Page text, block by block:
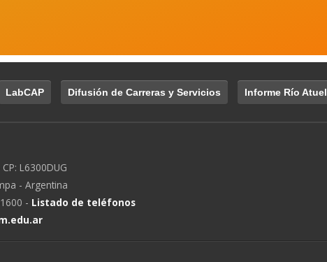
LabCAP Difusión de Carreras y Servicios Informe Río Atuel
L6300DUG
- Argentina
- Listado de teléfonos